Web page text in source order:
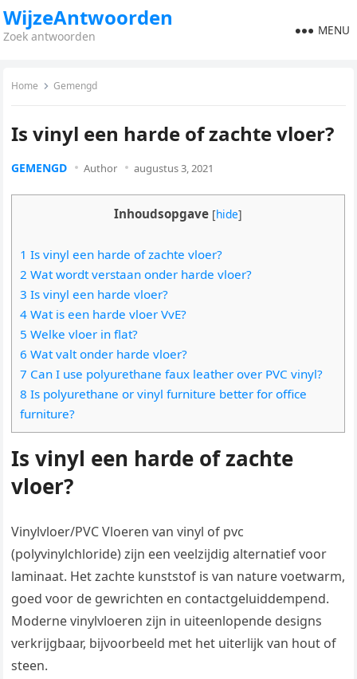
WijzeAntwoorden
Zoek antwoorden MENU
Home Gemengd
Is vinyl een harde of zachte vloer?
GEMENGD Author augustus 3, 2021
Inhoudsopgave [hide]
1 Is vinyl een harde of zachte vloer?
2 Wat wordt verstaan onder harde vloer?
3 Is vinyl een harde vloer?
4 Wat is een harde vloer VvE?
5 Welke vloer in flat?
6 Wat valt onder harde vloer?
7 Can I use polyurethane faux leather over PVC vinyl?
8 Is polyurethane or vinyl furniture better for office
furniture?
Is vinyl een harde of zachte
vloer?
Vinylvloer/PVC Vloeren van vinyl of pvc
(polyvinylchloride) zijn een veelzijdig alternatief voor
laminaat. Het zachte kunststof is van nature voetwarm,
goed voor de gewrichten en contactgeluiddempend.
Moderne vinylvloeren zijn in uiteenlopende designs
verkrijgbaar, bijvoorbeeld met het uiterlijk van hout of
steen.